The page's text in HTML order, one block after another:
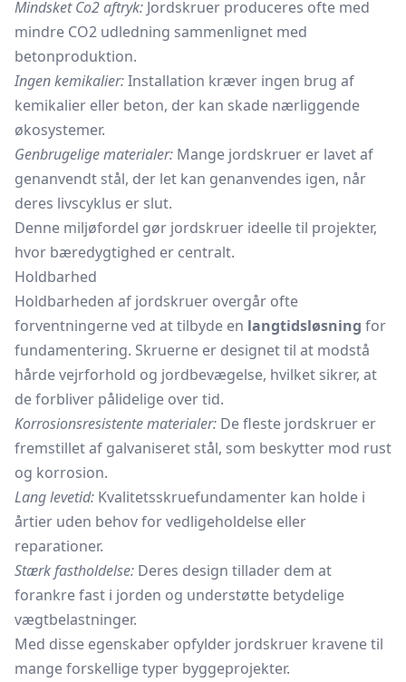
Mindsket Co2 aftryk: Jordskruer produceres ofte med
mindre CO2 udledning sammenlignet med
betonproduktion.
Ingen kemikalier:Installation kræver ingen brug af
kemikalier eller beton, der kan skade nærliggende
økosystemer.
Genbrugelige materialer: Mange jordskruer er lavet af
genanvendt stål, der let kan genanvendes igen, når
deres livscyklus er slut.
Denne miljøfordel gør jordskruer ideelle til projekter,
hvor bæredygtighed er centralt.
Holdbarhed
Holdbarheden af jordskruer overgår ofte
forventningerne ved at tilbyde en langtidsløsning for
fundamentering. Skruerne er designet til at modstå
hårde vejrforhold og jordbevægelse, hvilket sikrer, at
de forbliver pålidelige over tid.
Korrosionsresistente materialer: De fleste jordskruer er
fremstillet af galvaniseret stål, som beskytter mod rust
og korrosion.
Lang levetid: Kvalitetsskruefundamenter kan holde i
årtier uden behov for vedligeholdelse eller
reparationer.
Stærk fastholdelse: Deres design tillader dem at
forankre fast i jorden og understøtte betydelige
vægtbelastninger.
Med disse egenskaber opfylder jordskruer kravene til
mange forskellige typer byggeprojekter.